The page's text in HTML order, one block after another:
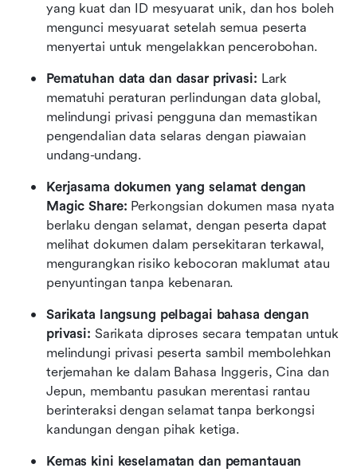
yang kuat dan ID mesyuarat unik, dan hos boleh
mengunci mesyuarat setelah semua peserta
menyertai untuk mengelakkan pencerobohan.
Pematuhan data dan dasar privasi: Lark
mematuhi peraturan perlindungan data global,
melindungi privasi pengguna dan memastikan
pengendalian data selaras dengan piawaian
undang-undang.
Kerjasama dokumen yang selamat dengan
Magic Share: Perkongsian dokumen masa nyata
berlaku dengan selamat, dengan peserta dapat
melihat dokumen dalam persekitaran terkawal,
mengurangkan risiko kebocoran maklumat atau
penyuntingan tanpa kebenaran.
Sarikata langsung pelbagai bahasa dengan
privasi: Sarikata diproses secara tempatan untuk
melindungi privasi peserta sambil membolehkan
terjemahan ke dalam Bahasa Inggeris, Cina dan
Jepun, membantu pasukan merentasi rantau
berinteraksi dengan selamat tanpa berkongsi
kandungan dengan pihak ketiga.
Kemas kini keselamatan dan pemantauan